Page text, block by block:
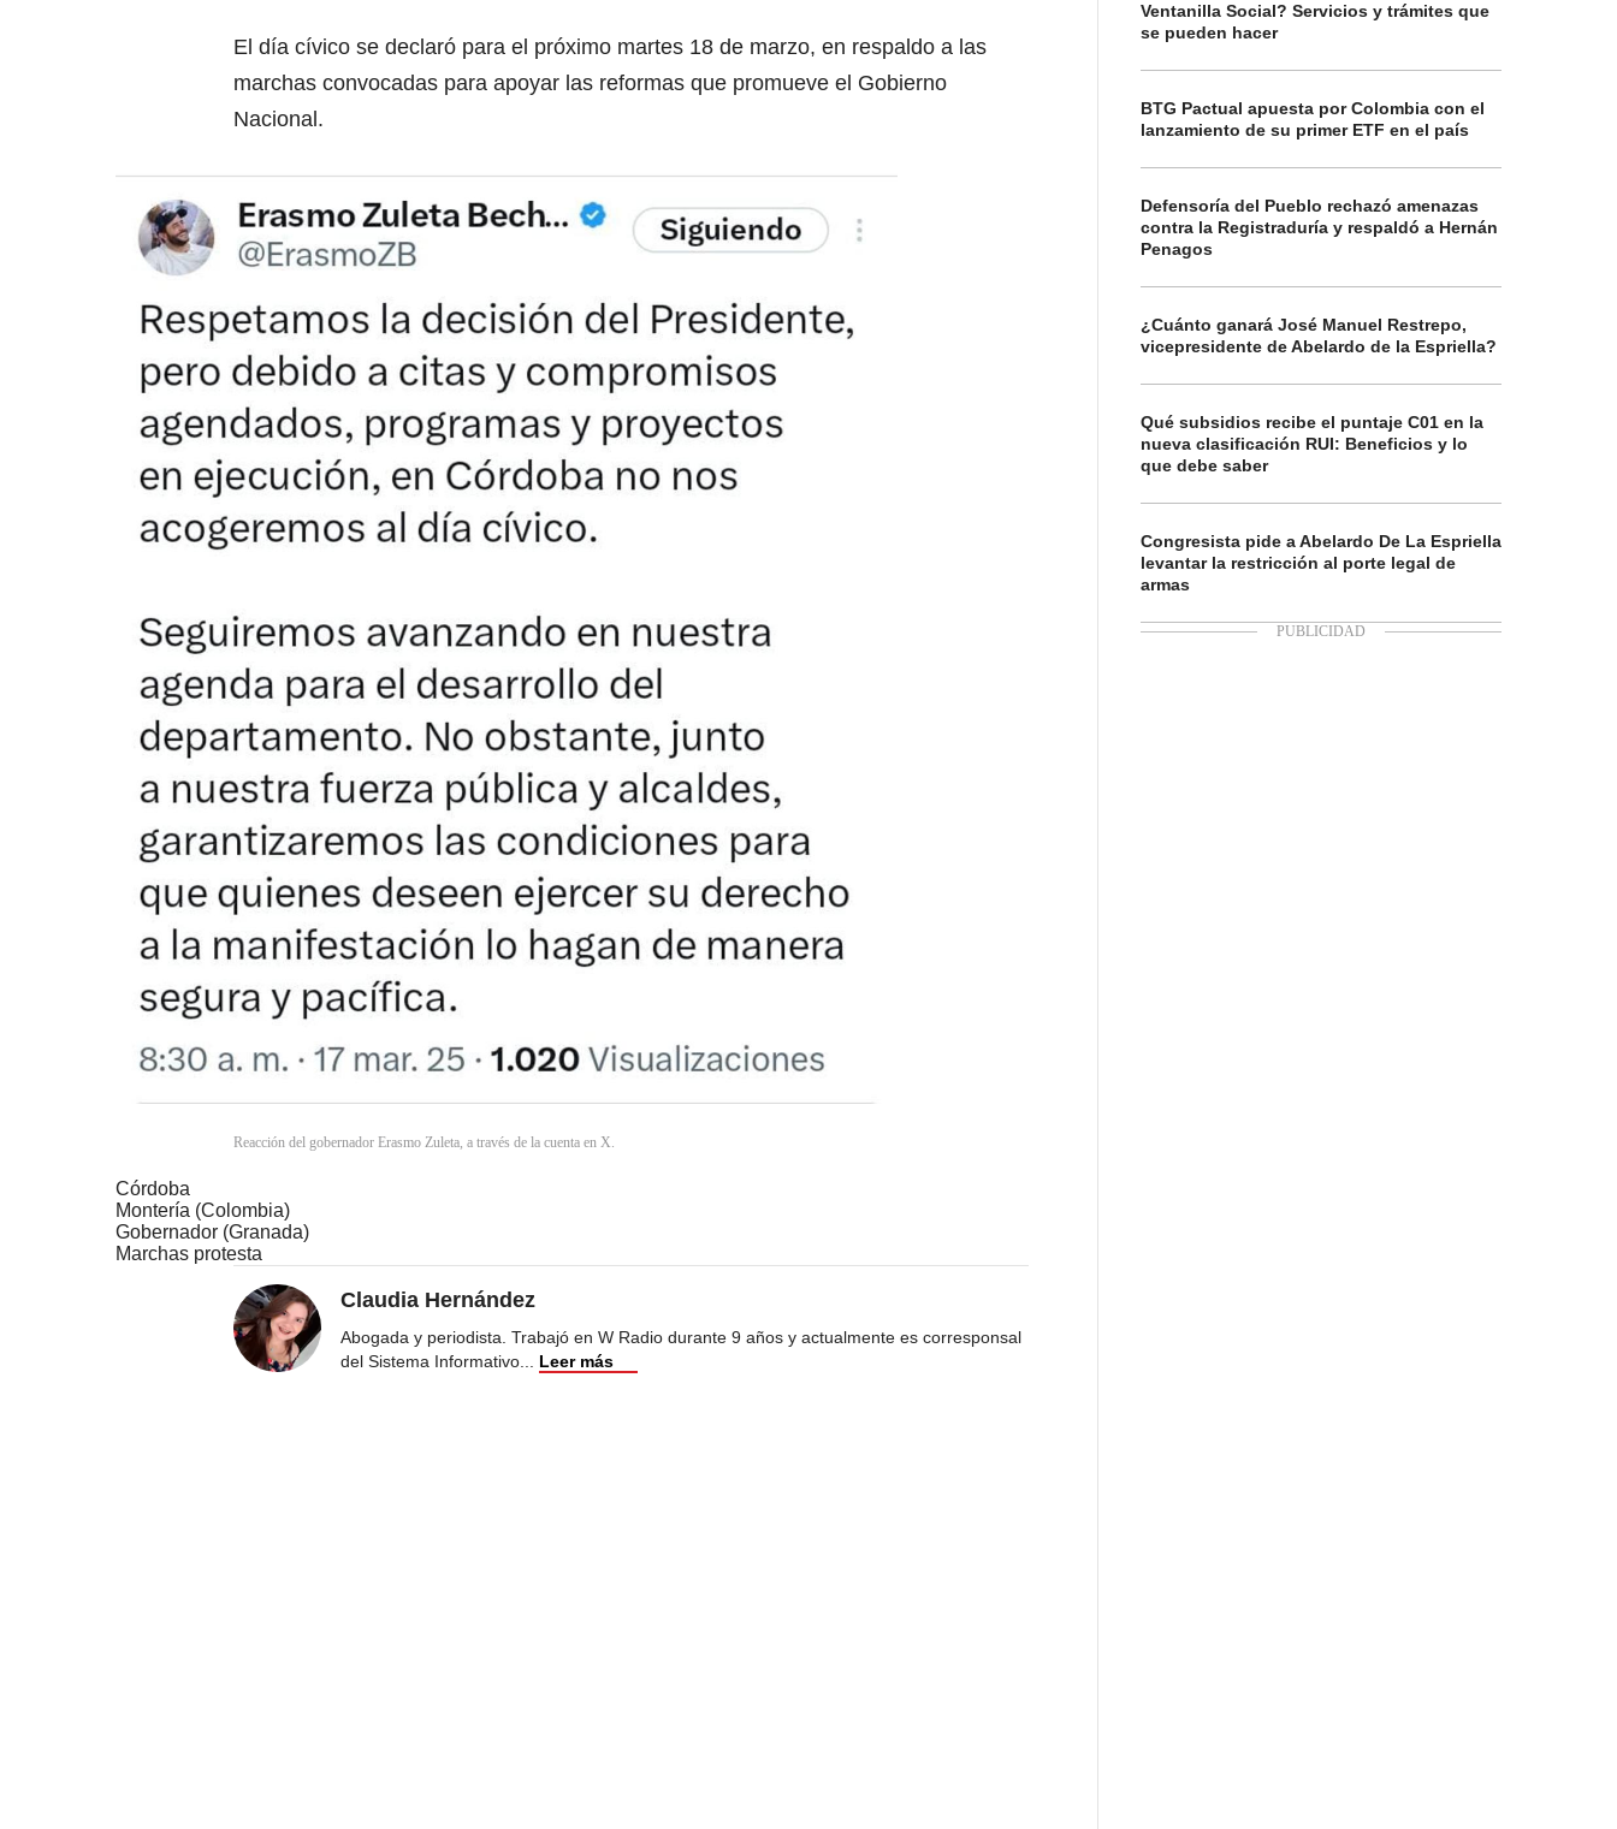
El día cívico se declaró para el próximo martes 18 de marzo, en respaldo a las
marchas convocadas para apoyar las reformas que promueve el Gobierno
Nacional.
Reacción del gobernador Erasmo Zuleta, a través de la cuenta en X.
Córdoba
Montería (Colombia)
Gobernador (Granada)
Marchas protesta
Claudia Hernández
Abogada y periodista. Trabajó en W Radio durante 9 años y actualmente es corresponsal
del Sistema Informativo
Leer más
Ventanilla Social? Servicios y trámites que
se pueden hacer
BTG Pactual apuesta por Colombia con el
lanzamiento de su primer ETF en el país
Defensoría del Pueblo rechazó amenazas
contra la Registraduría y respaldó a Hernán
Penagos
¿Cuánto ganará José Manuel Restrepo,
vicepresidente de Abelardo de la Espriella?
Qué subsidios recibe el puntaje C01 en la
nueva clasificación RUI: Beneficios y lo
que debe saber
Congresista pide a Abelardo De La Espriella
levantar la restricción al porte legal de
armas